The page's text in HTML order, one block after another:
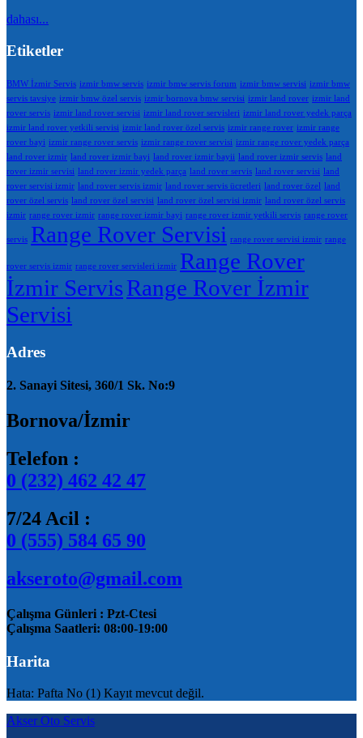
dahası...
Etiketler
BMW İzmir Servis izmir bmw servis izmir bmw servis forum izmir bmw servisi izmir bmw
servis tavsiye izmir bmw özel servis izmir bornova bmw servisi izmir land rover izmir land
rover servis izmir land rover servisi izmir land rover servisleri izmir land rover yedek parça
izmir land rover yetkili servisi izmir land rover özel servis izmir range rover izmir range
rover bayi izmir range rover servis izmir range rover servisi izmir range rover yedek parça
land rover izmir land rover izmir bayi land rover izmir bayii land rover izmir servis land
rover izmir servisi land rover izmir yedek parça land rover servis land rover servisi land
rover servisi izmir land rover servis izmir land rover servis ücretleri land rover özel land
rover özel servis land rover özel servisi land rover özel servisi izmir land rover özel servis
izmir range rover izmir range rover izmir bayi range rover izmir yetkili servis range rover
servis Range Rover Servisi range rover servisi izmir range
rover servis izmir range rover servisleri izmir Range Rover
İzmir ServisRange Rover İzmir
Servisi
Adres
2. Sanayi Sitesi, 360/1 Sk. No:9
Bornova/İzmir
Telefon :
0 (232) 462 42 47
7/24 Acil :
0 (555) 584 65 90
akseroto@gmail.com
Çalışma Günleri : Pzt-Ctesi
Çalışma Saatleri: 08:00-19:00
Harita
Hata: Pafta No (1) Kayıt mevcut değil.
Akser Oto Servis